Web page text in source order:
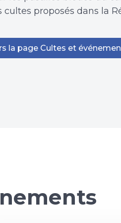
cultes proposés dans la
la page Cultes et